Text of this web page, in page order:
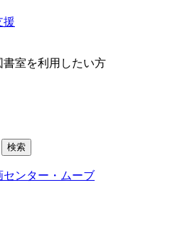
援
書室を利用したい方